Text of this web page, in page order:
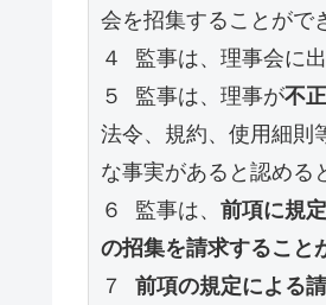
会を招集することがで
４ 監事は、理事会に
５ 監事は、理事が不
法令、規約、使用細則
な事実があると認める
６ 監事は、 前項に規
の招集を請求すること
７ 前項の規定による